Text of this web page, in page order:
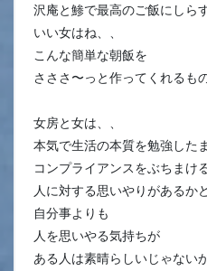
沢庵と鯵で最高のご飯にしら
いい女はね、、
こんな簡単な朝飯を
さささ〜っと作ってくれるも
女房と女は、、
本気で生活の本質を勉強した
コンプライアンスをぶちまけ
人に対する思いやりがあるか
自分事よりも
人を思いやる気持ちが
ある人は素晴らしいじゃない